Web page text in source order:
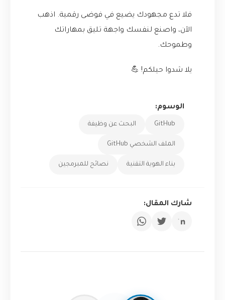
فلا تدع مجهودك يضيع في فوضى رقمية. اذهب
الآن، واصنع لنفسك واجهة تليق بمهاراتك
وطموحك.
يلا شدوا حيلكم! 💪
الوسوم:
GitHub البحث عن وظيفة
الملف الشخصي GitHub
بناء الهوية التقنية نصائح للمبرمجين
شارك المقال: